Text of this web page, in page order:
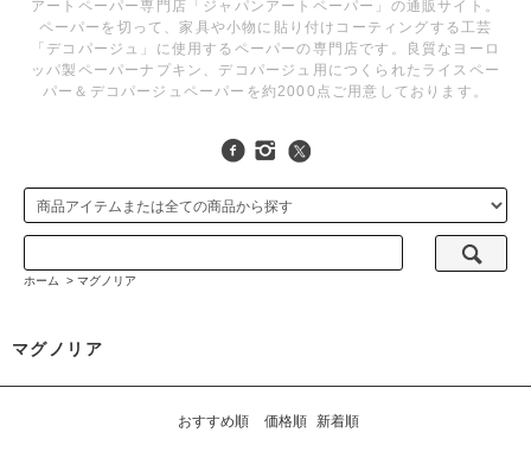
アートペーパー専門店「ジャパンアートペーパー」の通販サイト。
ペーパーを切って、家具や小物に貼り付けコーティングする工芸
「デコパージュ」に使用するペーパーの専門店です。良質なヨーロ
ッパ製ペーパーナプキン、デコパージュ用につくられたライスペー
パー＆デコパージュペーパーを約2000点ご用意しております。
ホーム > マグノリア
マグノリア
おすすめ順 価格順 新着順